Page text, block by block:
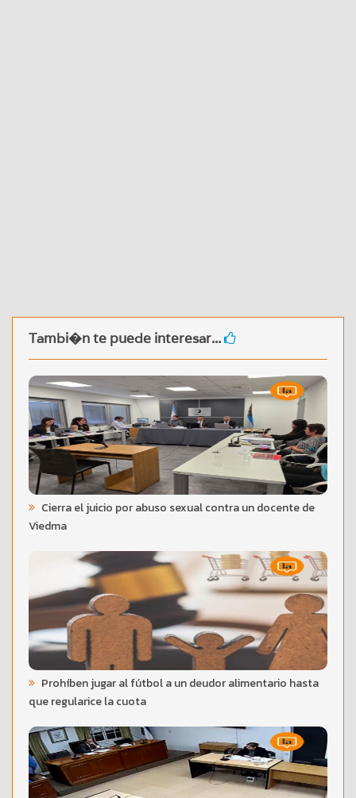
Tambi�n te puede interesar...
Cierra el juicio por abuso sexual contra un docente de
Viedma
Prohíben jugar al fútbol a un deudor alimentario hasta
que regularice la cuota